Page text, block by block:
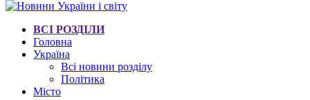
ВСІ РОЗДІЛИ
Головна
Україна
Всі новини розділу
Політика
Місто